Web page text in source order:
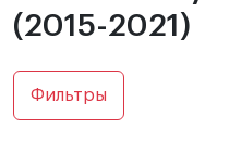
(2015-2021)
Фильтры